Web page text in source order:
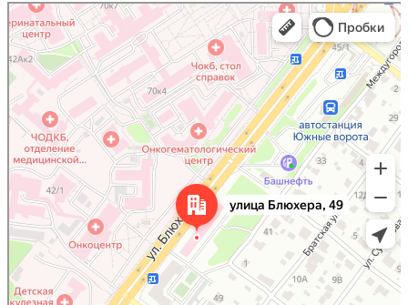
Челябинск
Улица Блюхера, 49 — Яндекс Карты